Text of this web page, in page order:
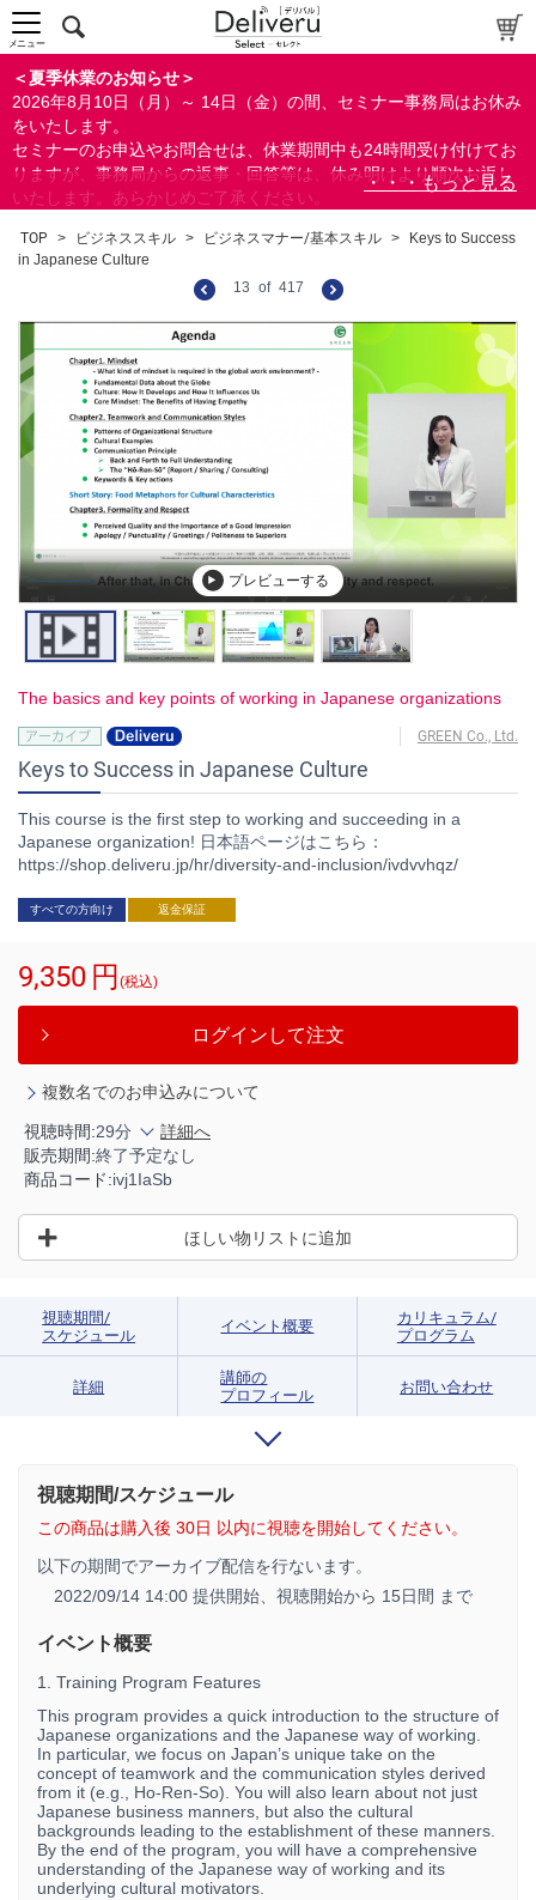
＜夏季休業のお知らせ＞
2026年8月10日（月）～ 14日（金）の間、セミナー事務局はお休み
をいたします。
セミナーのお申込やお問合せは、休業期間中も24時間受け付けてお
りますが、事務局からの返事・回答等は、休み明けより順次お返し
いたします。あらかじめご了承ください。
ができます。
メニュー
TOP > ビジネススキル > ビジネスマナー/基本スキル >
Keys to Success
in Japanese Culture
13 of 417
プレビューする
The basics and key points of working in Japanese organizations
GREEN Co., Ltd.
Keys to Success in Japanese Culture
This course is the first step to working and succeeding in a
Japanese organization! 日本語ページはこちら：
https://shop.deliveru.jp/hr/diversity-and-inclusion/ivdvvhqz/
すべての方向け 返金保証
9,350 円 (税込)
ログインして注文
複数名でのお申込みについて
視聴時間:29分
詳細へ
販売期間:終了予定なし
商品コード:ivj1IaSb
ほしい物リストに追加
視聴期間/
スケジュール
イベント概要
カリキュラム/
プログラム
詳細
講師の
プロフィール
お問い合わせ
視聴期間/スケジュール
この商品は購入後 30日 以内に視聴を開始してください。
以下の期間でアーカイブ配信を行ないます。
2022/09/14 14:00 提供開始、 視聴開始から 15日間 まで
イベント概要
1. Training Program Features
This program provides a quick introduction to the structure of
Japanese organizations and the Japanese way of working.
In particular, we focus on Japan’s unique take on the
concept of teamwork and the communication styles derived
from it (e.g., Ho-Ren-So). You will also learn about not just
Japanese business manners, but also the cultural
backgrounds leading to the establishment of these manners.
By the end of the program, you will have a comprehensive
understanding of the Japanese way of working and its
underlying cultural motivators.